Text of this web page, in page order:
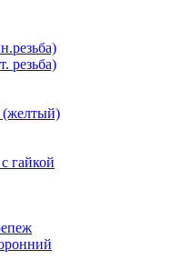
резьба)
(желтый)
гайкой